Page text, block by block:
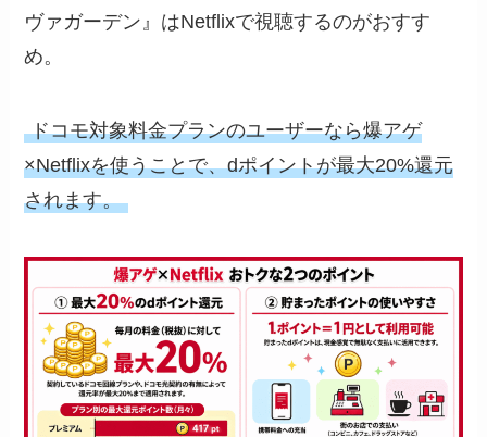
ヴァガーデン』はNetflixで視聴するのがおすす
め。
ドコモ対象料金プランのユーザーなら爆アゲ
×Netflixを使うことで、dポイントが最大20%還元
されます。